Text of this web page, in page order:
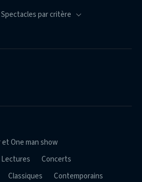
et One man show
Lectures
Concerts
Classiques
Contemporains